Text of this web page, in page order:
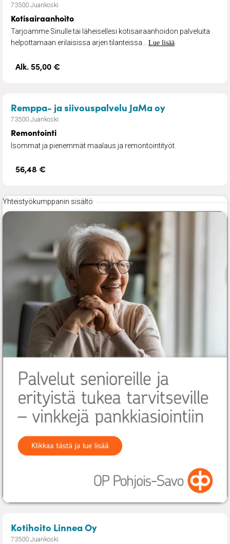
73500 Juankoski
Kotisairaanhoito
Tarjoamme Sinulle tai läheisellesi kotisairaanhoidon palveluita
helpottamaan erilaisissa arjen tilanteissa... Lue lisää
Alk. 55,00 €
Remppa- ja siivouspalvelu JaMa oy– Remontointi
73500 Juankoski
Remontointi
Isommat ja pienemmät maalaus ja remontointityöt.
56,48 €
Yhteistyökumppanin sisältö
Kotihoito Linnea Oy– Lapsiperheiden palvelut
73500 Juankoski